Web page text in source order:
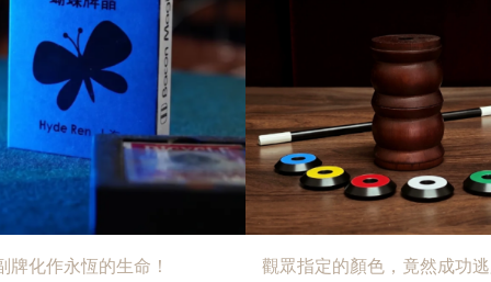
牌化作永恆的生命！
觀眾指定的顏色，竟然成功